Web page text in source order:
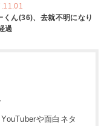
くん(36)、去就不明になり
過
や面白ネタ